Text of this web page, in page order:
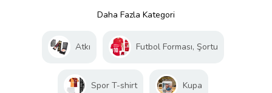
Daha Fazla Kategori
Atkı Futbol Forması, Şortu
Spor T-shirt Kupa